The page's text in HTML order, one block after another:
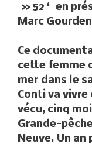
» 52 ‘ en
Marc Gourden
Ce
cette femme
mer dans le
Conti va vivre
vécu, cinq
Grande-
Neuve. Un